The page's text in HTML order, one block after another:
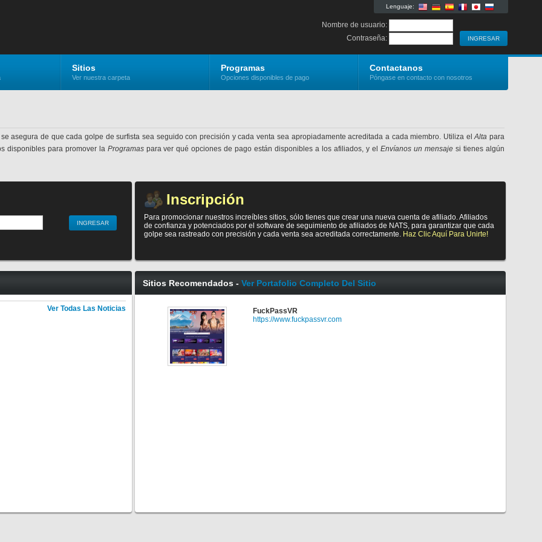
Lenguaje:
Nombre de usuario:
Contraseña:
Sitios
Ver nuestra carpeta
Programas
Opciones disponibles de pago
Contactanos
Póngase en contacto con nosotros
asegura de que cada golpe de surfista sea seguido con precisión y cada venta sea apropiadamente acreditada a cada miembro. Utiliza elAltapara
disponibles para promover la Programas para ver qué opciones de pago están disponibles a los afiliados, y elEnvíanos un mensajesi tienes algún
Inscripción
Para promocionar nuestros increíbles sitios, sólo tienes que crear una nueva cuenta de afiliado. Afiliados
de confianza y potenciados por el software de seguimiento de afiliados de NATS, para garantizar que cada
golpe sea rastreado con precisión y cada venta sea acreditada correctamente. Haz Clic Aquí Para Unirte!
Ver Todas Las Noticias
Sitios Recomendados - Ver Portafolio Completo Del Sitio
FuckPassVR
https://www.fuckpassvr.com